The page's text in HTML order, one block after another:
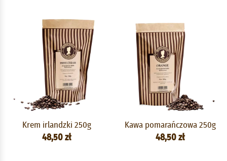
Krem irlandzki 250g
48,50 zł
Kawa pomarańczowa 250g
48,50 zł